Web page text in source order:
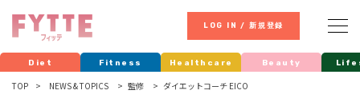
LOG IN / 新規登録
Diet Fitness Healthcare Beauty
TOP NEWS & TOPICS 監修 ダイエットコーチ EICO